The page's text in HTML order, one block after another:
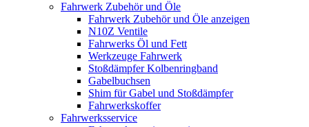
Fahrwerk Zubehör und Öle
Fahrwerk Zubehör und Öle anzeigen
N10Z Ventile
Fahrwerks Öl und Fett
Werkzeuge Fahrwerk
Stoßdämpfer Kolbenringband
Gabelbuchsen
Shim für Gabel und Stoßdämpfer
Fahrwerkskoffer
Fahrwerksservice